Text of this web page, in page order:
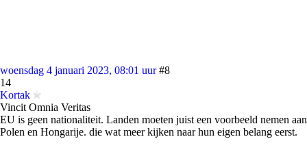
woensdag 4 januari 2023, 08:01 uur #8
14
Kortak
Vincit Omnia Veritas
EU is geen nationaliteit. Landen moeten juist een voorbeeld nemen aan
Polen en Hongarije. die wat meer kijken naar hun eigen belang eerst.